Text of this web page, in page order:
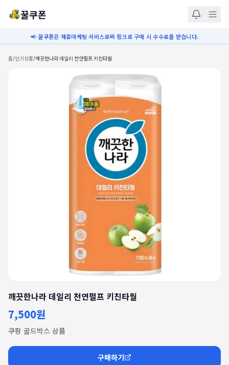
꿀쿠폰
📢 꿀쿠폰은 제휴마케팅 서비스로써 링크로 구매 시 수수료를 받습니다.
홈/인기상품/깨끗한나라 데일리 천연펄프 키친타월
깨끗한나라 데일리 천연펄프 키친타월
7,500원
쿠팡 골드박스 상품
구매하기